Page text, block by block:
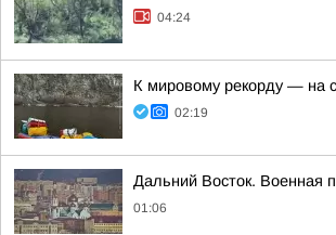
04:24
К мировому рекорду — на
02:19
Дальний Восток. Военная
01:06